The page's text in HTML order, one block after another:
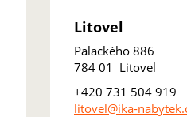
Litovel
Palackého 886
784 01 Litovel
+420 731 504 919
litovel@ika-